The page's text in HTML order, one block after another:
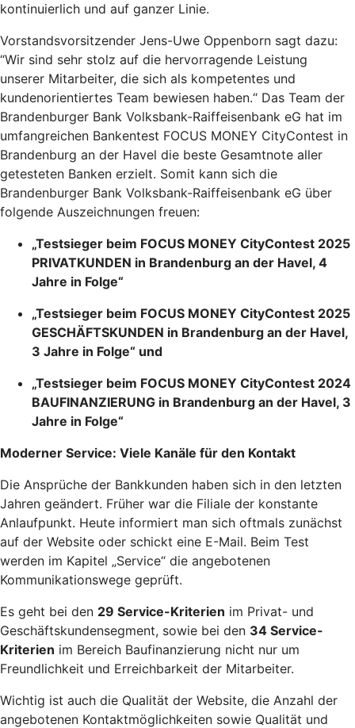
kontinuierlich und auf ganzer Linie.
Vorstandsvorsitzender Jens-Uwe Oppenborn sagt dazu:
“Wir sind sehr stolz auf die hervorragende Leistung
unserer Mitarbeiter, die sich als kompetentes und
kundenorientiertes Team bewiesen haben.“ Das Team der
Brandenburger Bank Volksbank-Raiffeisenbank eG hat im
umfangreichen Bankentest FOCUS MONEY CityContest in
Brandenburg an der Havel die beste Gesamtnote aller
getesteten Banken erzielt. Somit kann sich die
Brandenburger Bank Volksbank-Raiffeisenbank eG über
folgende Auszeichnungen freuen:
„Testsieger beim FOCUS MONEY CityContest 2025
PRIVATKUNDEN in Brandenburg an der Havel, 4
Jahre in Folge“
„Testsieger beim FOCUS MONEY CityContest 2025
GESCHÄFTSKUNDEN in Brandenburg an der Havel,
3 Jahre in Folge“ und
„Testsieger beim FOCUS MONEY CityContest 2024
BAUFINANZIERUNG in Brandenburg an der Havel, 3
Jahre in Folge“
Moderner Service: Viele Kanäle für den Kontakt
Die Ansprüche der Bankkunden haben sich in den letzten
Jahren geändert. Früher war die Filiale der konstante
Anlaufpunkt. Heute informiert man sich oftmals zunächst
auf der Website oder schickt eine E-Mail. Beim Test
werden im Kapitel „Service“ die angebotenen
Kommunikationswege geprüft.
Es geht bei den 29 Service-Kriterien im Privat- und
Geschäftskundensegment, sowie bei den 34 Service-
Kriterien im Bereich Baufinanzierung nicht nur um
Freundlichkeit und Erreichbarkeit der Mitarbeiter.
Wichtig ist auch die Qualität der Website, die Anzahl der
angebotenen Kontaktmöglichkeiten sowie Qualität und